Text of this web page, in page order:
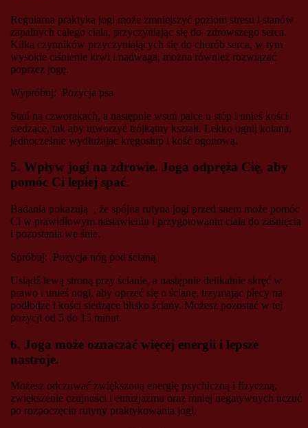
Regularna praktyka jogi może zmniejszyć poziom stresu i stanów
zapalnych całego ciała, przyczyniając się do zdrowszego serca.
Kilka czynników przyczyniających się do chorób serca, w tym
wysokie ciśnienie krwi i nadwaga, można również rozwiązać
poprzez jogę.
Wypróbuj: Pozycja psa
Stań na czworakach, a następnie wsuń palce u stóp i unieś kości
siedzące, tak aby utworzyć trójkątny kształt. Lekko ugnij kolana,
jednocześnie wydłużając kręgosłup i kość ogonową.
5. Wpływ jogi na zdrowie. Joga odpręża Cię, aby
pomóc Ci lepiej spać.
Badania pokazują , że spójna rutyna jogi przed snem może pomóc
Ci w prawidłowym nastawieniu i przygotowaniu ciała do zaśnięcia
i pozostania we śnie.
Spróbuj: Pozycja nóg pod ścianą
Usiądź lewą stroną przy ścianie, a następnie delikatnie skręć w
prawo i unieś nogi, aby oprzeć się o ścianę, trzymając plecy na
podłodze i kości siedzące blisko ściany. Możesz pozostać w tej
pozycji od 5 do 15 minut.
6. Joga może oznaczać więcej energii i lepsze
nastroje.
Możesz odczuwać zwiększoną energię psychiczną i fizyczną,
zwiększenie czujności i entuzjazmu oraz mniej negatywnych uczuć
po rozpoczęciu rutyny praktykowania jogi.